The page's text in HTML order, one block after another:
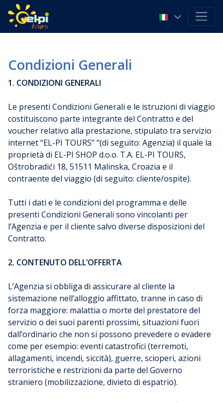
Condizioni Generali
1. CONDIZIONI GENERALI
Le presenti Condizioni Generali e le istruzioni di viaggio
costituiscono parte integrante del Contratto e del
voucher relativo alla prestazione, stipulato tra servizio
internet “EL-PI TOURS” “(di seguito: Agenzia) il quale la
proprietà di EL-PI SHOP d.o.o. T.A. EL-PI TOURS,
Oštrobradići 18, 51511 Malinska, Croazia e il
contraente del viaggio (di seguito: cliente/ospite).
Tutti i dati e le condizioni del programma e delle
presenti Condizioni Generali sono vincolanti per
l’Agenzia e per il cliente salvo diverse disposizioni del
Contratto.
2. CONTENUTO DELL’OFFERTA
L’Agenzia si obbliga di assicurare al cliente la
sistemazione nell’alloggio affittato, tranne in caso di
forza maggiore: malattia o morte del prestatore del
servizio o dei suoi parenti prossimi, situazioni fuori
dall’ordinario che non si possono prevedere o evadere
come per esempio: eventi catastrofici (terremoti,
allagamenti, incendi, siccità), guerre, scioperi, azioni
terroristiche e restrizioni da parte del Governo
straniero (mobilizzazione, divieto di espatrio).